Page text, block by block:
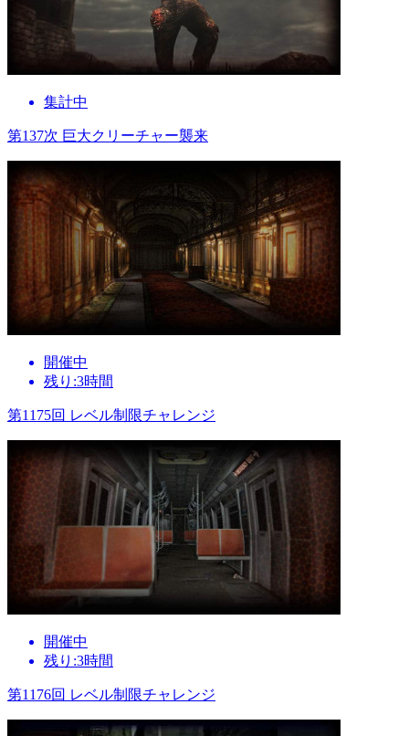
集計中
第137次 巨大クリーチャー襲来
開催中
残り:3時間
第1175回 レベル制限チャレンジ
開催中
残り:3時間
第1176回 レベル制限チャレンジ